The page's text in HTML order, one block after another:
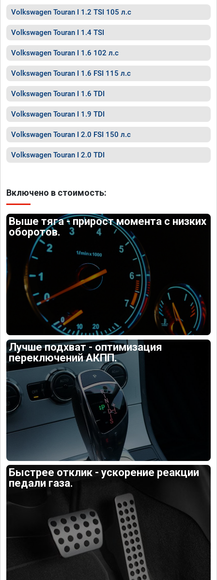
Volkswagen Touran I 1.2 TSI 105 л.с
Volkswagen Touran I 1.4 TSI
Volkswagen Touran I 1.6 102 л.с
Volkswagen Touran I 1.6 FSI 115 л.с
Volkswagen Touran I 1.6 TDI
Volkswagen Touran I 1.9 TDI
Volkswagen Touran I 2.0 FSI 150 л.с
Volkswagen Touran I 2.0 TDI
Включено в стоимость:
Выше тяга - прирост момента с низких
оборотов.
Лучше подхват - оптимизация
переключений АКПП.
Быстрее отклик - ускорение реакции
педали газа.